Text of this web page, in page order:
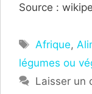
Source :
Étiquettes
Afrique,
légumes ou
Laisser un